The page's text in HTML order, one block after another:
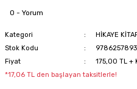
0 - Yorum
Kategori HİKAYE
Stok Kodu
Fiyat
175,00 TL +
*17,06 TL den başlayan taksitlerle!